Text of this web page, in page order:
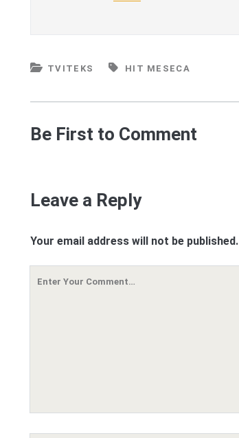
TVITEKS HIT MESECA
Be First to Comment
Leave a Reply
Your email address will not be published.